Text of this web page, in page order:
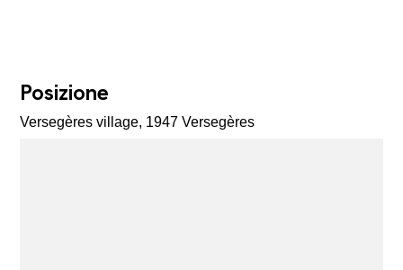
Posizione
Versegères village, 1947 Versegères